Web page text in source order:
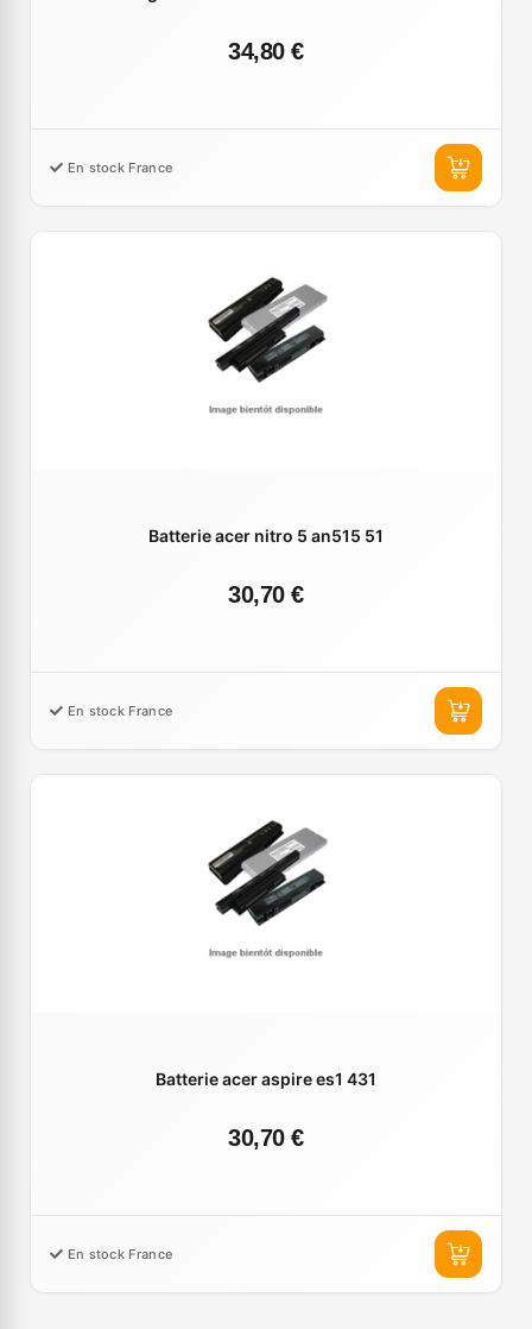
34,80 €
En stock France
Batterie acer nitro 5 an515 51
30,70 €
En stock France
Batterie acer aspire es1 431
30,70 €
En stock France